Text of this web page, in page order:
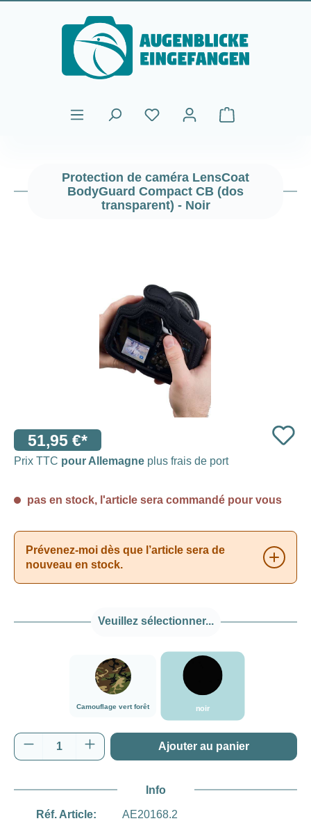
Passer au contenu principal
Le panier
Protection de caméra LensCoat
BodyGuard Compact CB (dos
transparent) - Noir
51,95 €*
Prix TTC pour Allemagne plus frais de port
pas en stock, l'article sera commandé pour vous
Prévenez-moi dès que l’article sera de
nouveau en stock.
Veuillez sélectionner...
Camouflage vert forêt
###Camouflage vert forêt###LensCoat
noir
Quantité de produit : Entrez la quantité
Ajouter au panier
Info
Réf. Article:
AE20168.2